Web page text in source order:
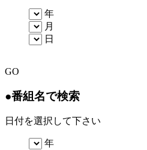
年
月
日
GO
●番組名で検索
日付を選択して下さい
年